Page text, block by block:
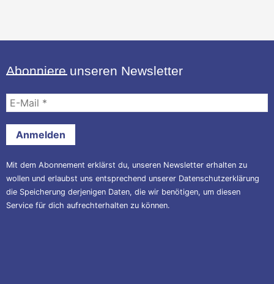
Abonniere unseren Newsletter
Mail
Mit dem Abonnement erklärst du, unseren Newsletter erhalten zu
wollen und erlaubst uns entsprechend unserer Datenschutzerklärung
die Speicherung derjenigen Daten, die wir benötigen, um diesen
Service für dich aufrechterhalten zu können.